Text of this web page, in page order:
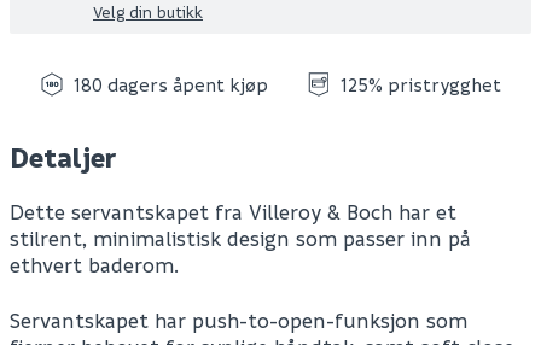
Velg din butikk
180 dagers åpent kjøp 125% pristrygghet
Detaljer
Dette servantskapet fra Villeroy & Boch har et
stilrent, minimalistisk design som passer inn på
ethvert baderom.
Servantskapet har push-to-open-funksjon som